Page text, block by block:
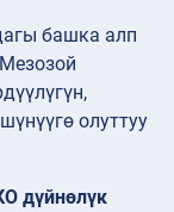
башка алп
олуттуу
дүйнөлүк